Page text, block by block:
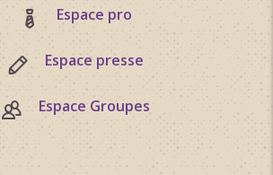
Espace pro
Espace presse
Espace Groupes